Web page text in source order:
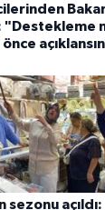
"Destekleme
önce
sezonu açıldı: